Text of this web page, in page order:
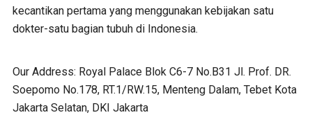
kecantikan pertama yang menggunakan kebijakan satu
dokter-satu bagian tubuh di Indonesia.
Our Address: Royal Palace Blok C6-7 No.B31 Jl. Prof. DR.
Soepomo No.178, RT.1/RW.15, Menteng Dalam, Tebet Kota
Jakarta Selatan, DKI Jakarta